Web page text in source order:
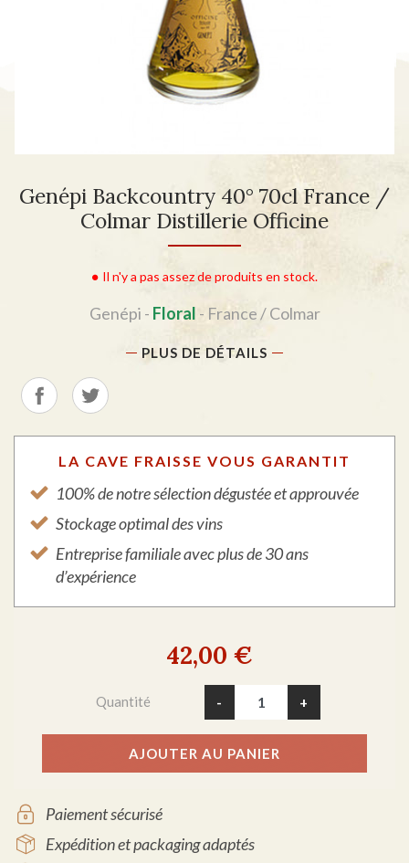
Genépi Backcountry 40° 70cl France /
Colmar Distillerie Officine
Il n'y a pas assez de produits en stock.
Genépi - Floral - France / Colmar
PLUS DE DÉTAILS
LA CAVE FRAISSE VOUS GARANTIT
100% de notre sélection dégustée et approuvée
Stockage optimal des vins
Entreprise familiale avec plus de 30 ans
d’expérience
42,00 €
Quantité - +
AJOUTER AU PANIER
Paiement sécurisé
Expédition et packaging adaptés